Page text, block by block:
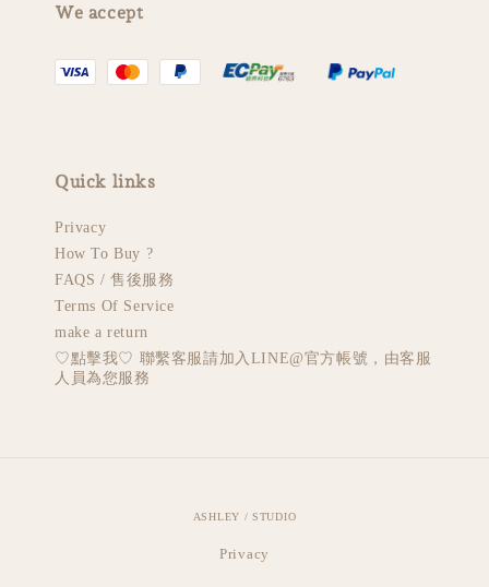
We accept
Quick links
Privacy
How To Buy ?
FAQS / 售後服務
Terms Of Service
make a return
♡︎點擊我♡︎ 聯繫客服請加入LINE@官方帳號，由客服
人員為您服務
ASHLEY / STUDIO
Privacy